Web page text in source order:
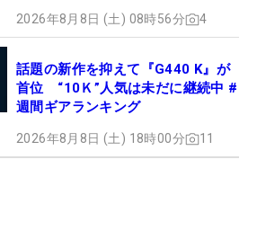
2026年8月8日 (土) 08時56分 4
話題の新作を抑えて『G440 K』が
首位 “10Ｋ”人気は未だに継続中 #
週間ギアランキング
2026年8月8日 (土) 18時00分 11